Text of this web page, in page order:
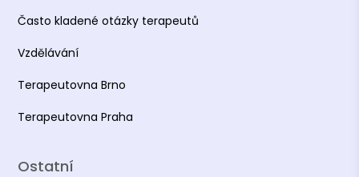
Často kladené otázky terapeutů
Vzdělávání
Terapeutovna Brno
Terapeutovna Praha
Ostatní